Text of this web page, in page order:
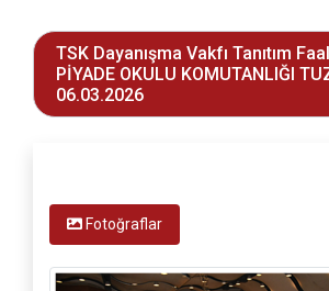
TSK Dayanışma Vakfı Tanıtım
PİYADE OKULU KOMUTANLIĞI
06.03.2026
Fotoğraflar